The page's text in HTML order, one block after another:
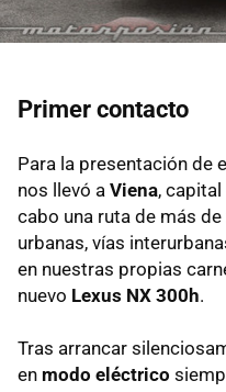
Primer contacto
Para la presentación de
nos llevó a Viena,
cabo una ruta de más de
urbanas, vías
en nuestras propias
nuevo Lexus NX 300h.
Tras arrancar
en modo eléctrico